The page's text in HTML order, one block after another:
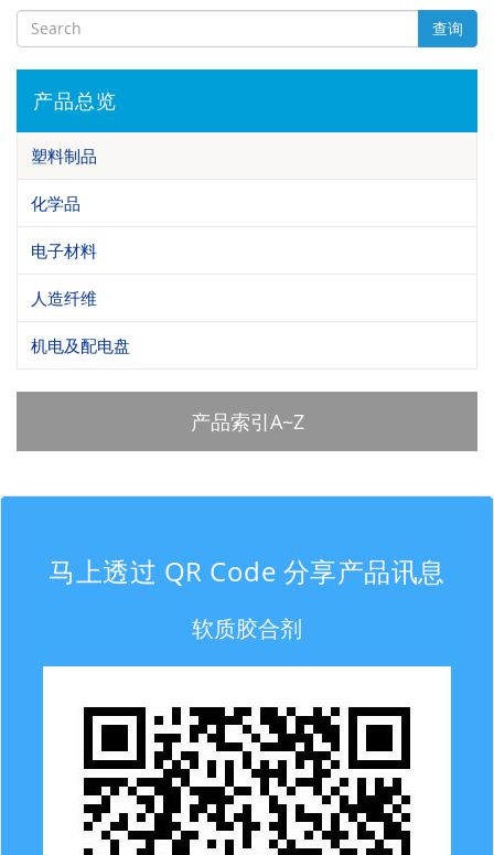
查询
产品总览
塑料制品
化学品
电子材料
人造纤维
机电及配电盘
产品索引A~Z
马上透过 QR Code 分享产品讯息
软质胶合剂